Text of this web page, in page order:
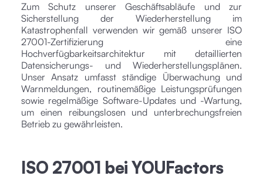
Zum Schutz unserer Geschäftsabläufe und zur
Sicherstellung der Wiederherstellung im
Katastrophenfall verwenden wir gemäß unserer ISO
27001-Zertifizierung eine
Hochverfügbarkeitsarchitektur mit detaillierten
Datensicherungs- und Wiederherstellungsplänen.
Unser Ansatz umfasst ständige Überwachung und
Warnmeldungen, routinemäßige Leistungsprüfungen
sowie regelmäßige Software-Updates und -Wartung,
um einen reibungslosen und unterbrechungsfreien
Betrieb zu gewährleisten.
ISO 27001 bei YOUFactors